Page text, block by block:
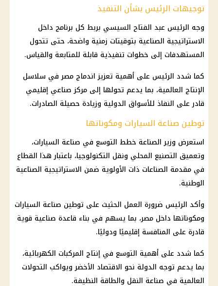
توجيهات الرئيس بشأن التنفيذ
وجه الرئيس عبد الفتاح السيسي بربط كل برنامج داخل
الاستراتيجية الصناعية بتوقيتات زمنية واضحة، حتى تتحول
المستهدفات إلى خطوات تنفيذية قابلة للمتابعة والقياس.
كما شدد الرئيس على أهمية تعزيز اندماج مصر في سلاسل
الإنتاج العالمية، بما يدعم تحولها إلى مركز صناعي إقليمي
قادر على النفاذ للأسواق الدولية وزيادة حصيلة الصادرات.
توطين صناعة السيارات ومكوناتها
استعرض وزير الصناعة خطط التوسع في صناعة السيارات،
وتعميق التصنيع المحلي ونقل التكنولوجيا، باعتبار هذا القطاع
في مقدمة الصناعات ذات الأولوية ضمن الاستراتيجية الصناعية
الوطنية.
وأكد الرئيس ضرورة العمل الحثيث على توطين صناعة السيارات
ومكوناتها داخل مصر، بما يسهم في بناء قاعدة صناعية قوية
قادرة على المنافسة إقليميًا ودوليًا.
كما شدد على أهمية التوسع في إنتاج المركبات الكهربائية،
بما يدعم توجه الدولة نحو الاقتصاد الأخضر ويواكب التحولات
العالمية في صناعة النقل والطاقة النظيفة.